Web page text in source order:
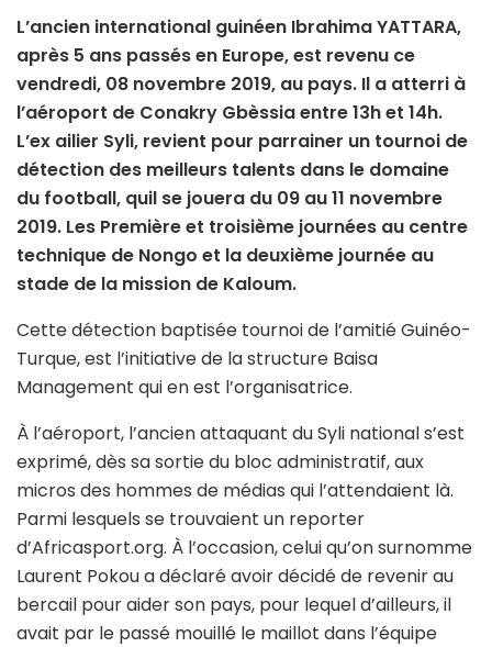
L’ancien international guinéen Ibrahima YATTARA,
après 5 ans passés en Europe, est revenu ce
vendredi, 08 novembre 2019, au pays. Il a atterri à
l’aéroport de Conakry Gbèssia entre 13h et 14h.
L’ex ailier Syli, revient pour parrainer un tournoi de
détection des meilleurs talents dans le domaine
du football, quil se jouera du 09 au 11 novembre
2019. Les Première et troisième journées au centre
technique de Nongo et la deuxième journée au
stade de la mission de Kaloum.
Cette détection baptisée tournoi de l’amitié Guinéo-
Turque, est l’initiative de la structure Baisa
Management qui en est l’organisatrice.
À l’aéroport, l’ancien attaquant du Syli national s’est
exprimé, dès sa sortie du bloc administratif, aux
micros des hommes de médias qui l’attendaient là.
Parmi lesquels se trouvaient un reporter
d’Africasport.org. À l’occasion, celui qu’on surnomme
Laurent Pokou a déclaré avoir décidé de revenir au
bercail pour aider son pays, pour lequel d’ailleurs, il
avait par le passé mouillé le maillot dans l’équipe